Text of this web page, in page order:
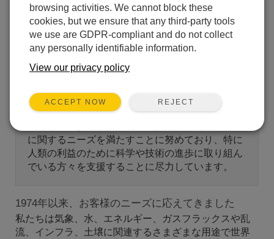
私たちの使命
に関するニーズを満たすことに努めており、特に
人類の利益のために科学や技術の進歩に取り組ん
でいる方々を支援することに尽力しています。
1974年以来、お客様のニーズに応えてきました
私たちは気象、水、エネルギー、ガスフラックスや乱
流、インフラ、土壌に関連するさまざまな用途で世界
browsing activities. We cannot block these
cookies, but we ensure that any third-party tools
we use are GDPR-compliant and do not collect
any personally identifiable information.
View our privacy policy
ACCEPT NOW REJECT